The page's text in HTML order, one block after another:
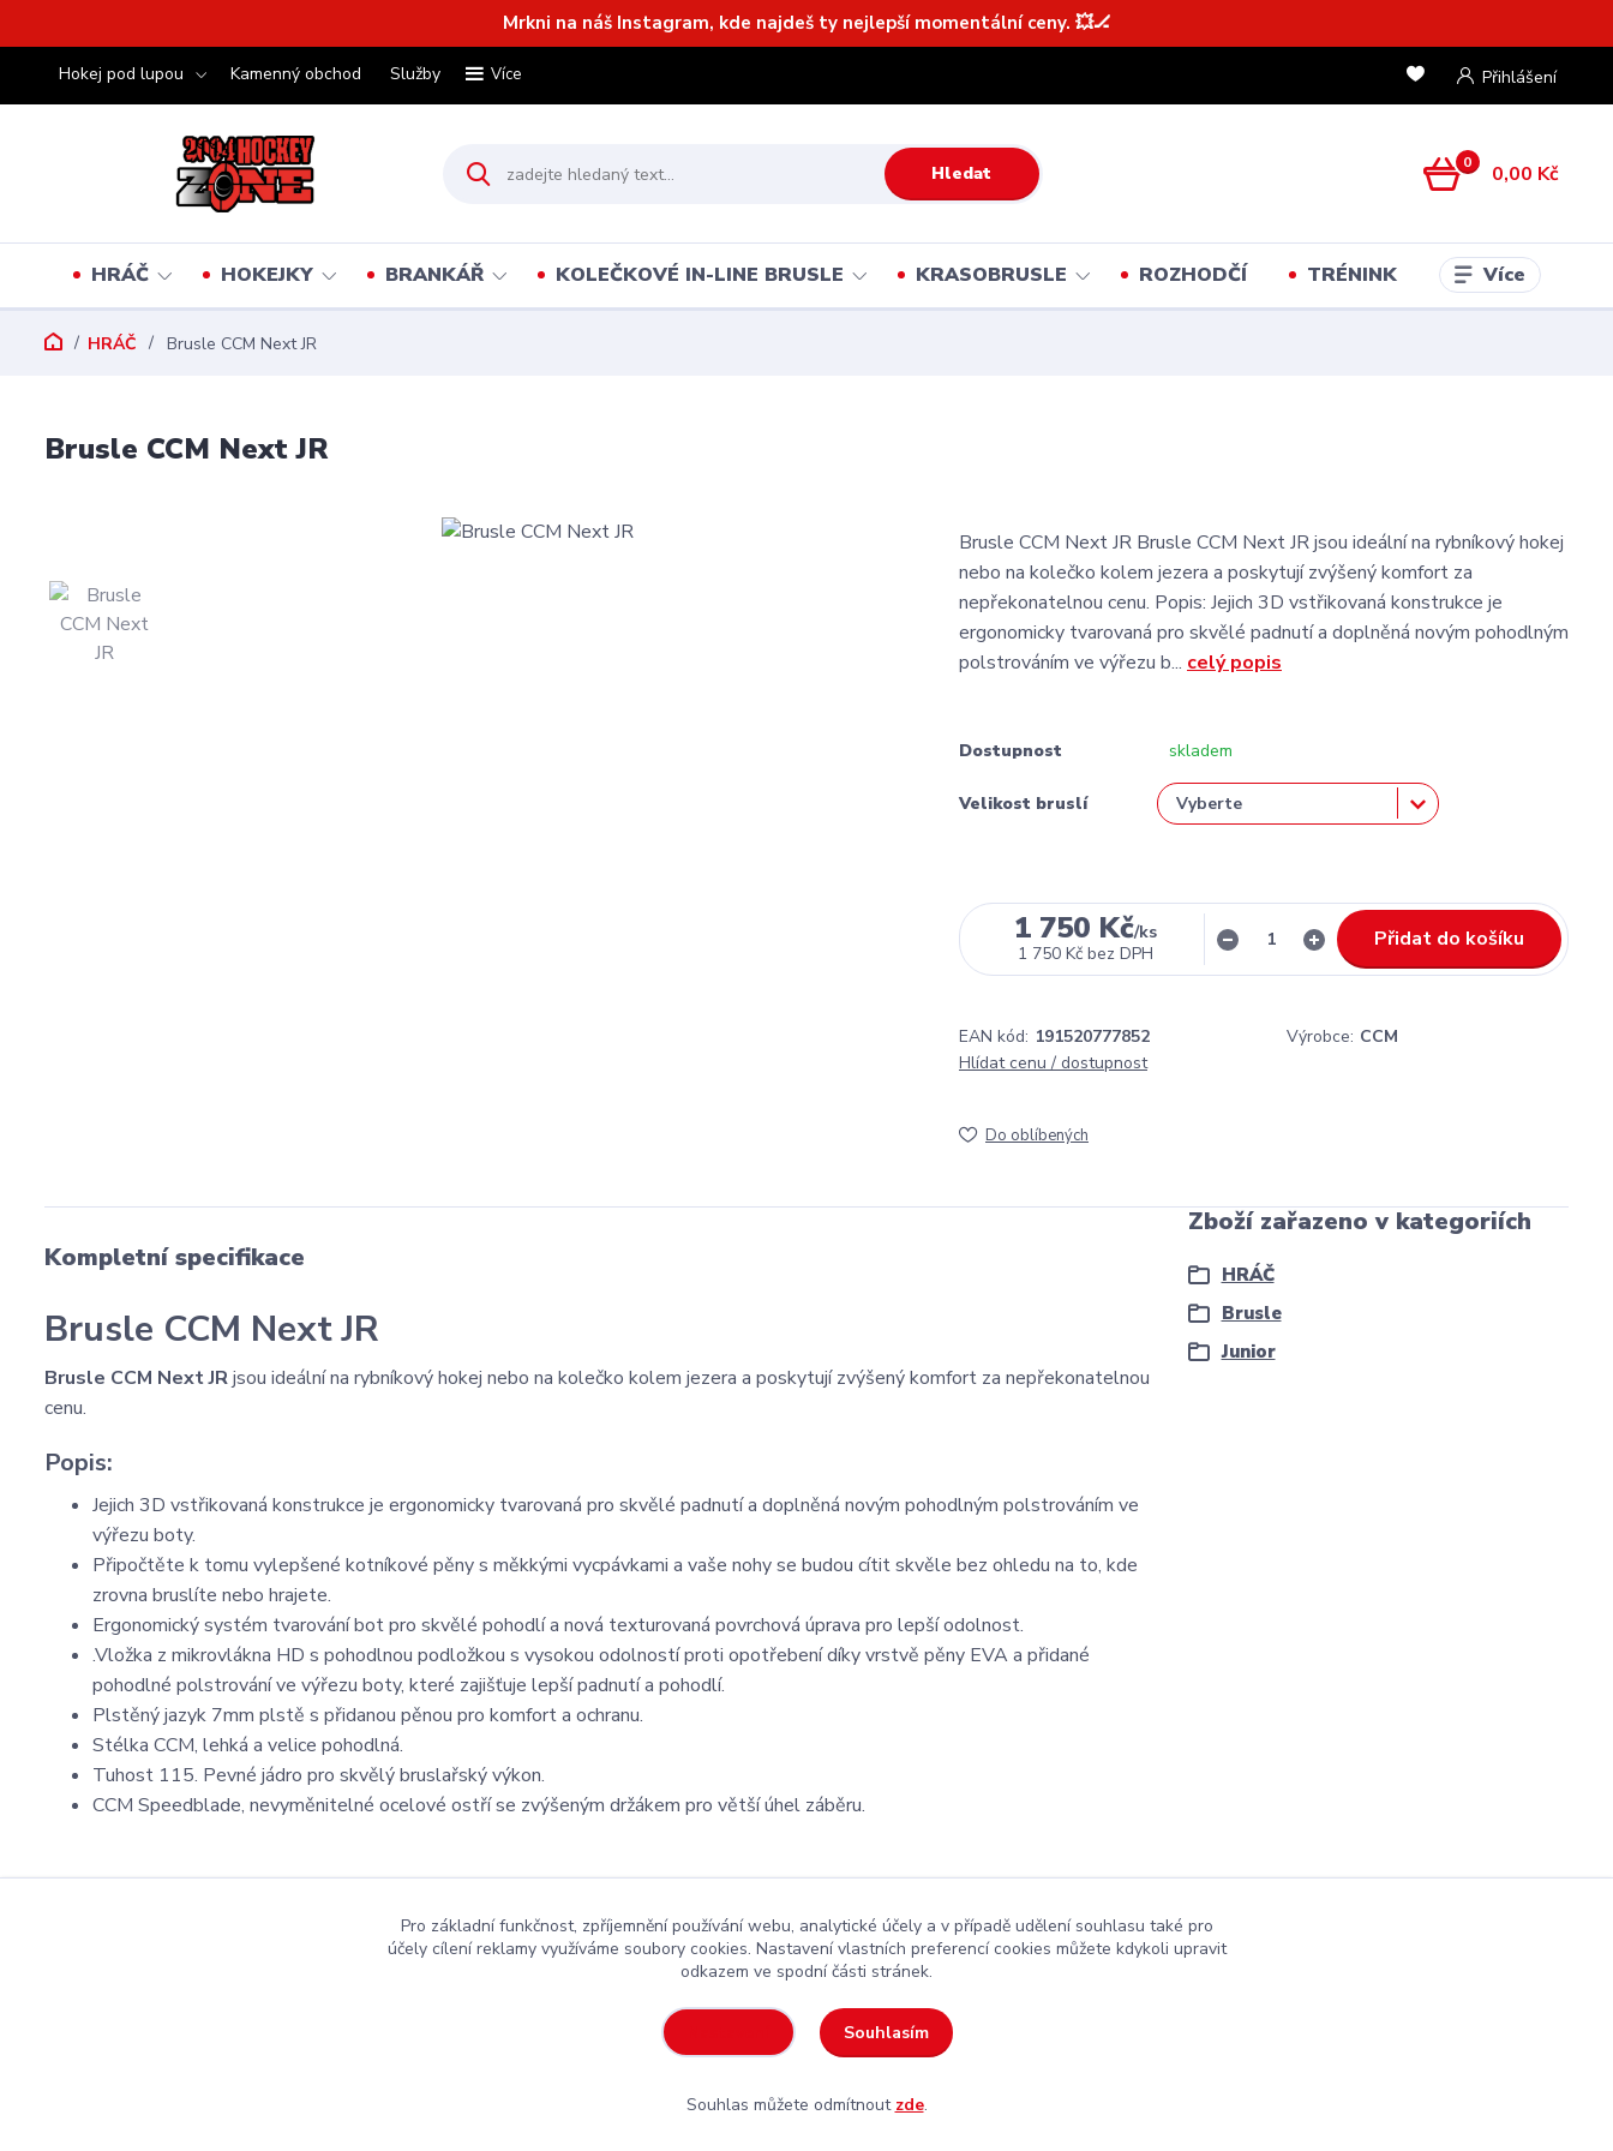
Mrkni na náš Instagram, kde najdeš ty nejlepší momentální ceny. 💥🏒
Hokej pod lupou Kamenný obchod Služby Více Přihlášení
Hledat 0 0,00 Kč
HRÁČ HOKEJKY BRANKÁŘ KOLEČKOVÉ IN-LINE BRUSLE KRASOBRUSLE ROZHODČÍ TRÉNINK Více
HRÁČ Brusle CCM Next JR
Brusle CCM Next JR
Brusle CCM Next JR Brusle CCM Next JR jsou ideální na rybníkový hokej
nebo na kolečko kolem jezera a poskytují zvýšený komfort za
nepřekonatelnou cenu. Popis: Jejich 3D vstřikovaná konstrukce je
ergonomicky tvarovaná pro skvělé padnutí a doplněná novým pohodlným
polstrováním ve výřezu b... celý popis
Dostupnost skladem
Velikost bruslí
1 750 Kč/ks
1 750 Kč bez DPH
Přidat do košíku
EAN kód: 191520777852 Výrobce: CCM
Hlídat cenu / dostupnost
Do oblíbených
Kompletní specifikace
Brusle CCM Next JR
Brusle CCM Next JRjsou ideální na rybníkový hokej nebo na kolečko kolem jezera a poskytují zvýšený komfort za nepřekonatelnou
cenu.
Popis:
Jejich 3D vstřikovaná konstrukce je ergonomicky tvarovaná pro skvělé padnutí a doplněná novým pohodlným polstrováním ve
výřezu boty.
Připočtěte k tomu vylepšené kotníkové pěny s měkkými vycpávkami a vaše nohy se budou cítit skvěle bez ohledu na to, kde
zrovna bruslíte nebo hrajete.
Ergonomický systém tvarování bot pro skvělé pohodlí a nová texturovaná povrchová úprava pro lepší odolnost.
.Vložka z mikrovlákna HD s pohodlnou podložkou s vysokou odolností proti opotřebení díky vrstvě pěny EVA a přidané
pohodlné polstrování ve výřezu boty, které zajišťuje lepší padnutí a pohodlí.
Plstěný jazyk 7mm plstě s přidanou pěnou pro komfort a ochranu.
Stélka CCM, lehká a velice pohodlná.
Tuhost 115. Pevné jádro pro skvělý bruslařský výkon.
CCM Speedblade, nevyměnitelné ocelové ostří se zvýšeným držákem pro větší úhel záběru.
Zboží zařazeno v kategoriích
HRÁČ
Brusle
Junior
hokejová výstrojza rozumnou cenu
Pro základní funkčnost, zpříjemnění používání webu, analytické účely a v případě udělení souhlasu také pro
účely cílení reklamy využíváme soubory cookies. Nastavení vlastních preferencí cookies můžete kdykoli upravit
odkazem ve spodní části stránek.
Souhlasím
Souhlas můžete odmítnout zde.